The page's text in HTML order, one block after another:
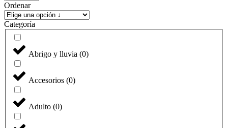
Ordenar
Categoría
Abrigo y lluvia (0)
Accesorios (0)
Adulto (0)